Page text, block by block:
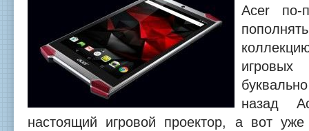
Acer по-
назад
настоящий игровой проектор, а вот